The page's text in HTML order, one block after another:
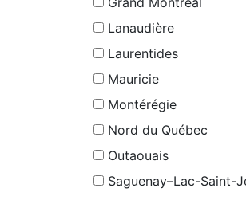
Lanaudière
Laurentides
Mauricie
Montérégie
Nord du Québec
Outaouais
Saguenay–Lac-Saint-